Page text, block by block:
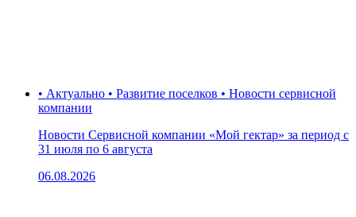
• Актуально • Развитие поселков • Новости сервисной
компании
Новости Сервисной компании «Мой гектар» за период с
31 июля по 6 августа
06.08.2026